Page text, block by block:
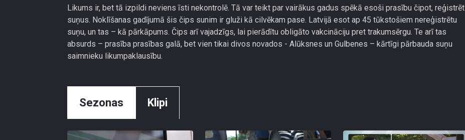
Likums ir, bet tā izpildi neviens īsti nekontrolē. Tā var teikt par vairākus gadus spēkā esoši prasību čipot, reģistrēt
suņus. Noklīšanas gadījumā šis čips sunim ir gluži kā cilvēkam pase. Latvijā esot ap 45 tūkstošiem nereģistrētu
suņu, un tas – kā pārkāpums. Čips arī vajadzīgs, lai pierādītu obligāto vakcināciju pret trakumsērgu. Te arī tas
absurds – prasība prasības galā, bet vien tikai divos novados - Alūksnes un Gulbenes – kārtīgi pārbauda suņu
saimnieku likumpaklausību.
Sezonas Klipi